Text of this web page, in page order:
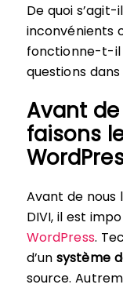
De quoi
inconvénients
fonctionne-t-il
questions
Avant
faisons
Avant de
DIVI, il est
WordPress.
d’un système
source.